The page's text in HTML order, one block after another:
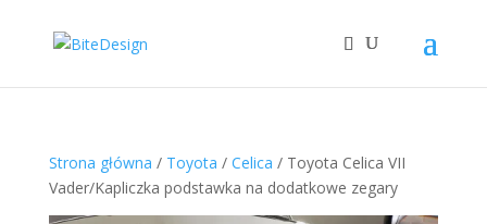
Strona główna / Toyota / Celica / Toyota Celica VII
Vader/Kapliczka podstawka na dodatkowe zegary